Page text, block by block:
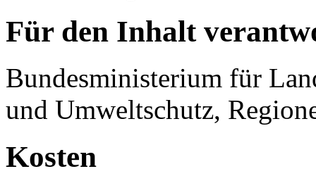
Für den Inhalt
Bundesministerium für
und Umweltschutz,
Kosten